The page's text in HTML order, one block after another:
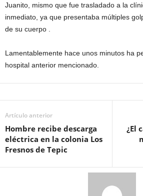
Juanito, mismo que fue trasladado a la
inmediato, ya que presentaba múltiples
de su cuerpo .
Lamentablemente hace unos minutos ha
hospital anterior mencionado.
Artículo anterior
Hombre recibe descarga
eléctrica en la colonia Los
Fresnos de Tepic
¿El